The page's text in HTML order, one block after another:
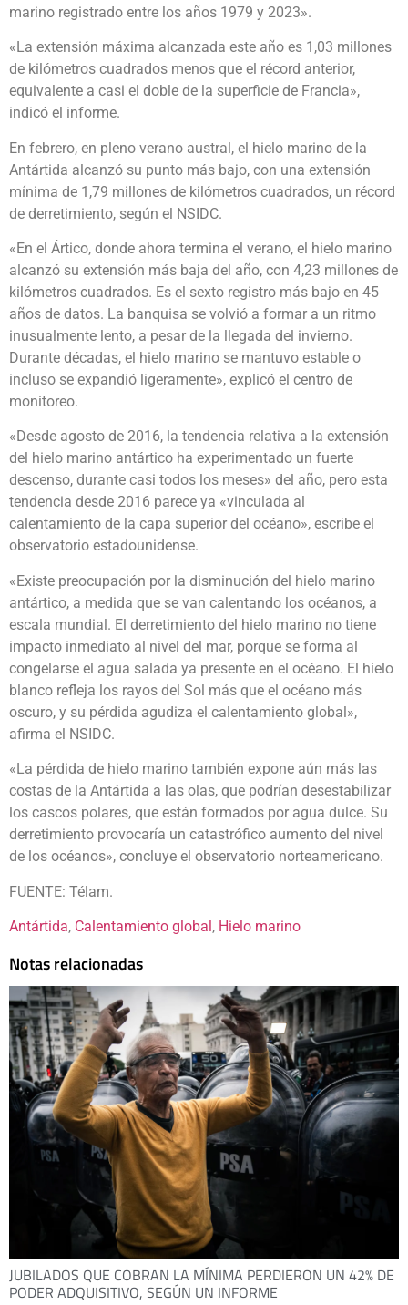
marino registrado entre los años 1979 y 2023».
«La extensión máxima alcanzada este año es 1,03 millones
de kilómetros cuadrados menos que el récord anterior,
equivalente a casi el doble de la superficie de Francia»,
indicó el informe.
En febrero, en pleno verano austral, el hielo marino de la
Antártida alcanzó su punto más bajo, con una extensión
mínima de 1,79 millones de kilómetros cuadrados, un récord
de derretimiento, según el NSIDC.
«En el Ártico, donde ahora termina el verano, el hielo marino
alcanzó su extensión más baja del año, con 4,23 millones de
kilómetros cuadrados. Es el sexto registro más bajo en 45
años de datos. La banquisa se volvió a formar a un ritmo
inusualmente lento, a pesar de la llegada del invierno.
Durante décadas, el hielo marino se mantuvo estable o
incluso se expandió ligeramente», explicó el centro de
monitoreo.
«Desde agosto de 2016, la tendencia relativa a la extensión
del hielo marino antártico ha experimentado un fuerte
descenso, durante casi todos los meses» del año, pero esta
tendencia desde 2016 parece ya «vinculada al
calentamiento de la capa superior del océano», escribe el
observatorio estadounidense.
«Existe preocupación por la disminución del hielo marino
antártico, a medida que se van calentando los océanos, a
escala mundial. El derretimiento del hielo marino no tiene
impacto inmediato al nivel del mar, porque se forma al
congelarse el agua salada ya presente en el océano. El hielo
blanco refleja los rayos del Sol más que el océano más
oscuro, y su pérdida agudiza el calentamiento global»,
afirma el NSIDC.
«La pérdida de hielo marino también expone aún más las
costas de la Antártida a las olas, que podrían desestabilizar
los cascos polares, que están formados por agua dulce. Su
derretimiento provocaría un catastrófico aumento del nivel
de los océanos», concluye el observatorio norteamericano.
FUENTE: Télam.
Antártida, Calentamiento global, Hielo marino
Notas relacionadas
JUBILADOS QUE COBRAN LA MÍNIMA PERDIERON UN 42% DE
PODER ADQUISITIVO, SEGÚN UN INFORME